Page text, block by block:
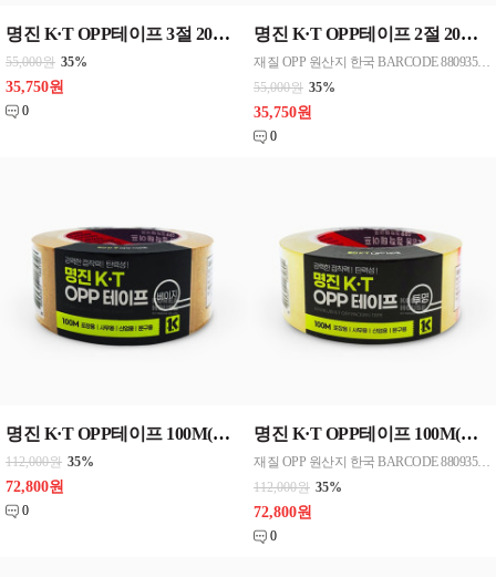
명진 K·T OPP테이프 3절 20M(투명) 3절/48mmx20M 50개한박스단위 판매
55,000원 35%
35,750원
0
명진 K·T OPP테이프 2절 20M(투명) 2절/48mmx20M 50개 한박스단위 판매
재질 OPP 원산지 한국 BARCODE 8809357185857
55,000원 35%
35,750원
0
명진 K·T OPP테이프 100M(베이지) 48mmx100M 40개한박스단위 판매
112,000원 35%
72,800원
0
명진 K·T OPP테이프 100M(투명) 48mmx100M 40개한박스단위 판매
재질 OPP 원산지 한국 BARCODE 8809357185802
112,000원 35%
72,800원
0